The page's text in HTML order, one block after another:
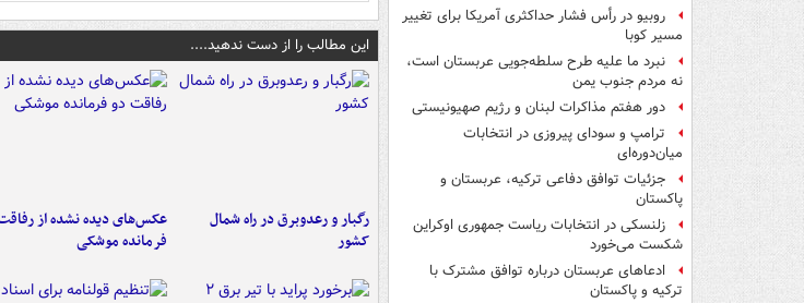
روبیو در رأس فشار حداکثری آمریکا برای تغییر
مسیر کوبا
نبرد ما علیه طرح سلطه‌جویی عربستان است،
نه مردم جنوب یمن
دور هفتم مذاکرات لبنان و رژیم صهیونیستی
ترامپ و سودای پیروزی در انتخابات
میان‌دوره‌ای
جزئیات توافق دفاعی ترکیه، عربستان و
پاکستان
زلنسکی در انتخابات ریاست جمهوری اوکراین
شکست می‌خورد
ادعاهای عربستان درباره توافق مشترک با
ترکیه و پاکستان
این مطالب را از دست ندهید....
رگبار و رعدوبرق در راه شمال
کشور
عکس‌های دیده نشده از
فرمانده‌ موشکی